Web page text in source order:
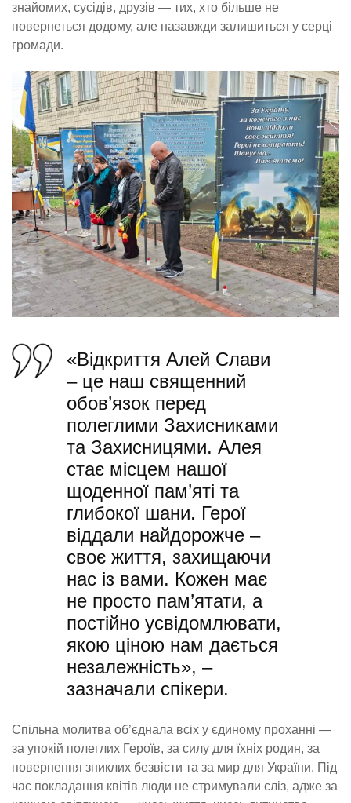
знайомих, сусідів, друзів — тих, хто більше не
повернеться додому, але назавжди залишиться у серці
громади.
«Відкриття Алей Слави
– це наш священний
обов’язок перед
полеглими Захисниками
та Захисницями. Алея
стає місцем нашої
щоденної пам’яті та
глибокої шани. Герої
віддали найдорожче –
своє життя, захищаючи
нас із вами. Кожен має
не просто пам’ятати, а
постійно усвідомлювати,
якою ціною нам дається
незалежність», –
зазначали спікери.
Спільна молитва об’єднала всіх у єдиному проханні —
за упокій полеглих Героїв, за силу для їхніх родин, за
повернення зниклих безвісти та за мир для України. Під
час покладання квітів люди не стримували сліз, адже за